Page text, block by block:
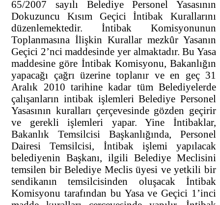
65/2007 sayılı Belediye Personel Yasasının
Dokuzuncu Kısım Geçici İntibak Kurallarını
düzenlemektedir. İntibak Komisyonunun
Toplanmasına İlişkin Kurallar mezkûr Yasanın
Geçici 2’nci maddesinde yer almaktadır. Bu Yasa
maddesine göre İntibak Komisyonu, Bakanlığın
yapacağı çağrı üzerine toplanır ve en geç 31
Aralık 2010 tarihine kadar tüm Belediyelerde
çalışanların intibak işlemleri Belediye Personel
Yasasının kuralları çerçevesinde gözden geçirir
ve gerekli işlemleri yapar. Yine İntibaklar,
Bakanlık Temsilcisi Başkanlığında, Personel
Dairesi Temsilcisi, İntibak işlemi yapılacak
belediyenin Başkanı, ilgili Belediye Meclisini
temsilen bir Belediye Meclis üyesi ve yetkili bir
sendikanın temsilcisinden oluşacak İntibak
Komisyonu tarafından bu Yasa ve Geçici 1’inci